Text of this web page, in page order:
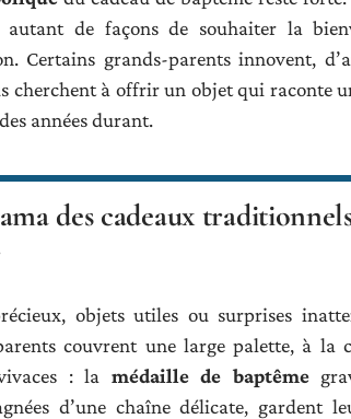
autant de façons de souhaiter la
Certains grands-parents innovent,
cherchent à offrir un objet qui raconte
années durant.
des cadeaux
objets utiles ou surprises
couvrent une large palette, à la
: la médaille de baptême
d’une chaîne délicate,